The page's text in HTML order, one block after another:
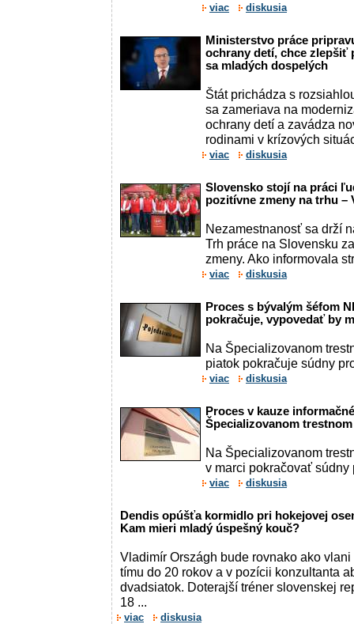
viac diskusia
Ministerstvo práce
ochrany detí, chce zlepšiť
sa mladých dospelých
Štát prichádza s
sa zameriava na
ochrany detí a zavádza
rodinami v krízových
viac diskusia
Slovensko stojí na práci
pozitívne zmeny na trhu –
Nezamestnanosť sa drží
Trh práce na Slovensku
zmeny. Ako informovala
viac diskusia
Proces s bývalým šéfom
pokračuje, vypovedať by
Na Špecializovanom
piatok pokračuje súdny
viac diskusia
Proces v kauze
Špecializovanom
Na Špecializovanom
v marci pokračovať súdny
viac diskusia
Dendis opúšťa kormidlo pri hokejovej
Kam mieri mladý úspešný kouč?
Vladimír Országh bude rovnako ako
tímu do 20 rokov a v pozícii konzultanta
dvadsiatok. Doterajší tréner slovenskej
18 ...
viac diskusia